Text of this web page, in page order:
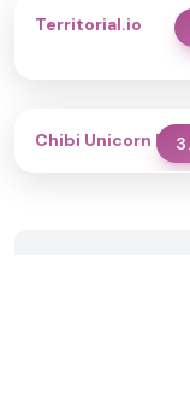
Territorial.io
Chibi Unicorn